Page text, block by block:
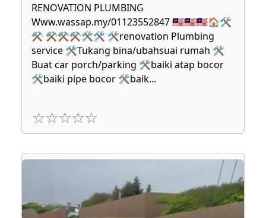
RENOVATION PLUMBING
Www.wassap.my/01123552847 🇲🇾🇲🇾🇲🇾🏠🛠
⚒ ⚒⚒⚒🛠🛠 🛠renovation Plumbing
service 🛠Tukang bina/ubahsuai rumah 🛠
Buat car porch/parking 🛠baiki atap bocor
🛠baiki pipe bocor 🛠baik...